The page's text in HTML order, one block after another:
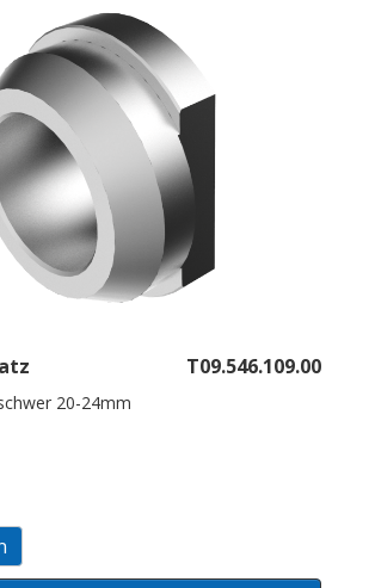
T09.546.109.00
20-24mm